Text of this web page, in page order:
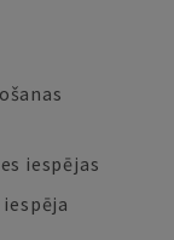
iespējas